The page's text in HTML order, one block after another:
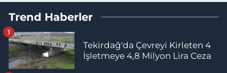
Trend Haberler
Tekirdağ'da Çevreyi Kirleten 4
İşletmeye 4,8 Milyon Lira Ceza
1